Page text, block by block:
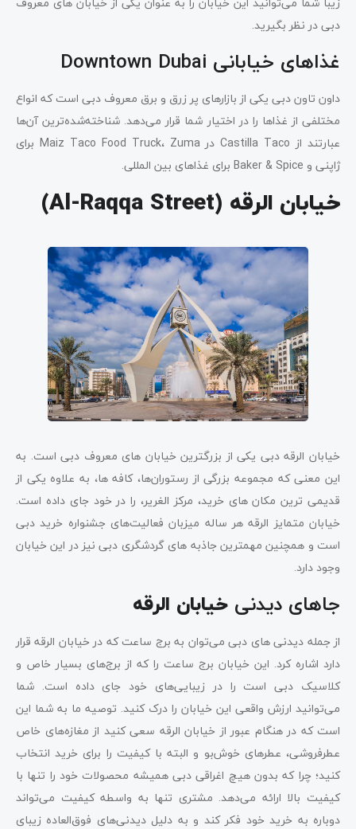
دبی در نظر بگیرید.
غذاهای خیابانی Downtown Dubai
داون تاون دبی یکی از بازارهای پر زرق و برق معروف دبی است که انواع
مختلفی از غذاها را در اختیار شما قرار می‌دهد. شناخته‌شده‌ترین آن‌ها
عبارتند از Castilla Taco در Maiz Taco Food Truck، Zuma برای
ژاپنی و Baker & Spice برای غذاهای بین المللی.
خیابان الرقه (Al-Raqqa Street)
خیابان الرقه دبی یکی از بزرگترین خیابان های معروف دبی است. به
این معنی که مجموعه بزرگی از رستوران‌ها، کافه ها، به علاوه یکی از
قدیمی ترین مکان های خرید، مرکز الغریر، را در خود جای داده است.
خیابان متمایز الرقه هر ساله میزبان فعالیت‌های جشنواره خرید دبی
است و همچنین مهمترین جاذبه های گردشگری دبی نیز در این خیابان
وجود دارد.
جاهای دیدنی خیابان الرقه
از جمله دیدنی‌ های دبی می‌توان به برج ساعت که در خیابان الرقه قرار
دارد اشاره کرد. این خیابان برج ساعت را که از برج‌های بسیار خاص و
کلاسیک دبی است را در زیبایی‌های خود جای داده است. شما
می‌توانید ارزش واقعی این خیابان را درک کنید. توصیه ما به شما این
است که در هنگام عبور از خیابان الرقه سعی کنید از مغازه‌های خاص
عطرفروشی، عطرهای خوش‌بو و البته با کیفیت را برای خرید انتخاب
کنید؛ چرا که بدون هیچ اغراقی دبی همیشه محصولات خود را تنها با
کیفیت بالا ارائه می‌دهد. مشتری تنها به واسطه کیفیت می‌تواند
دوباره به خرید خود فکر کند و به دلیل دیدنی‌های فوق‌العاده زیبای